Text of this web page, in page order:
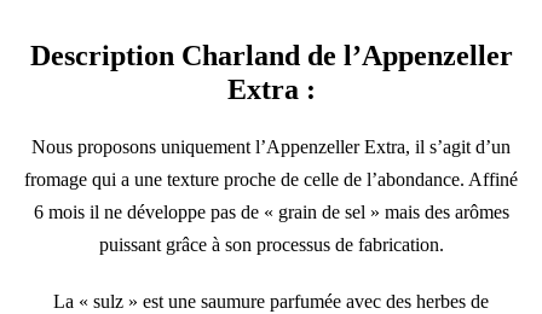
Description Charland de l’Appenzeller
Extra :
Nous proposons uniquement l’Appenzeller Extra, il s’agit d’un
fromage qui a une texture proche de celle de l’abondance. Affiné
6 mois il ne développe pas de « grain de sel » mais des arômes
puissant grâce à son processus de fabrication.
La « sulz » est une saumure parfumée avec des herbes de